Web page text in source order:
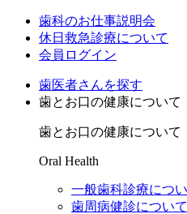
歯科のお仕事説明会
休日救急診療について
会員ログイン
歯医者さんを探す
歯とお口の健康について
歯とお口の健康について
Oral Health
一般歯科診療につ
歯周病健診について